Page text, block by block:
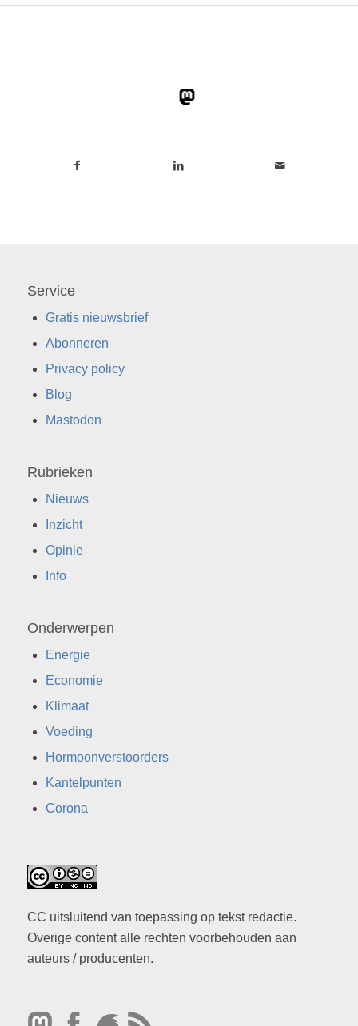
Service
Gratis nieuwsbrief
Abonneren
Privacy policy
Blog
Mastodon
Rubrieken
Nieuws
Inzicht
Opinie
Info
Onderwerpen
Energie
Economie
Klimaat
Voeding
Hormoonverstoorders
Kantelpunten
Corona
CC uitsluitend van toepassing op tekst redactie.
Overige content alle rechten voorbehouden aan
auteurs / producenten.